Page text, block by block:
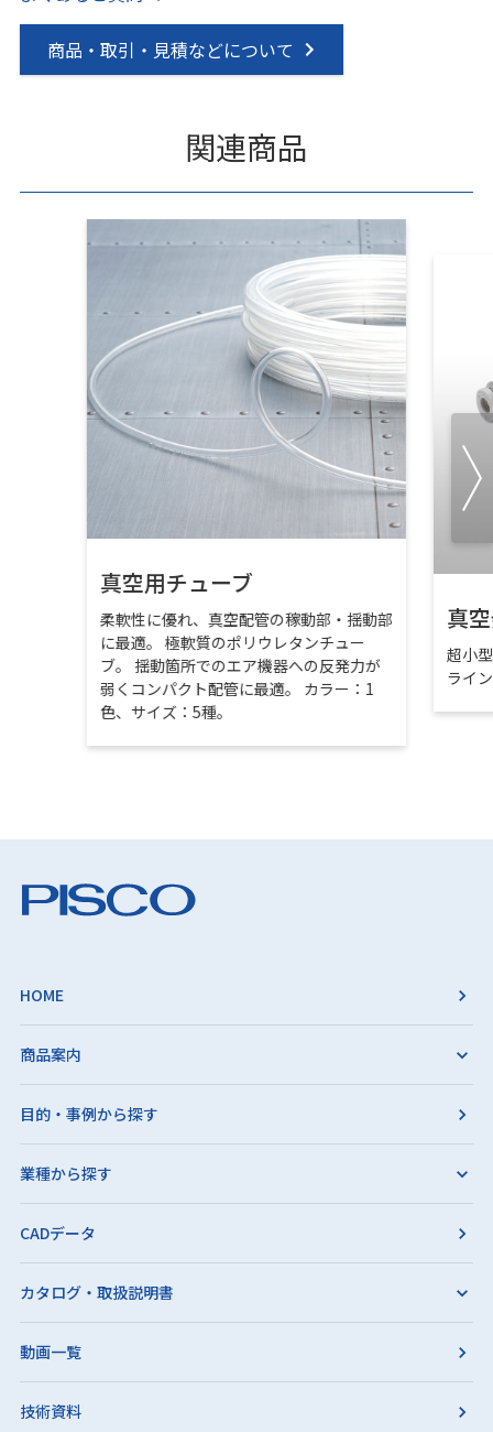
商品・取引・見積などについて
関連商品
真空用チューブ
柔軟性に優れ、真空配管の稼動部・揺動部
に最適。 極軟質のポリウレタンチュー
ブ。 揺動箇所でのエア機器への反発力が
弱くコンパクト配管に最適。 カラー：1
色、サイズ：5種。
真
超小
ライ
HOME
商品案内
目的・事例から探す
業種から探す
CADデータ
カタログ・取扱説明書
動画一覧
技術資料